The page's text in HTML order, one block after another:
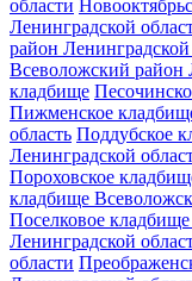
области
Ленинградской
район Ленинградской
Всеволожский район
кладбище
Пижменское
область Поддубское
Ленинградской
Пороховское
кладбище
Поселковое
Ленинградской
области